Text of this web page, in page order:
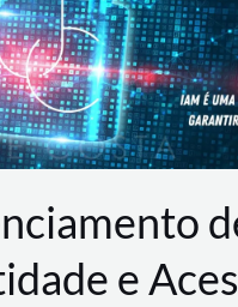
e